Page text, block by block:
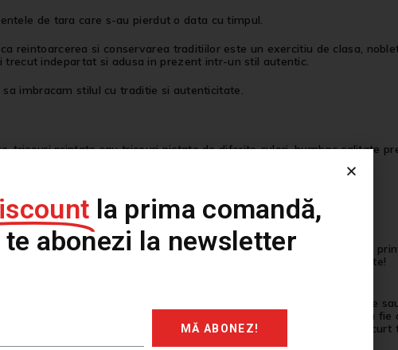
de tara care s-au pierdut o data cu timpul.
reintoarcerea si conservarea traditiilor este un exercitiu de clasa,
indepartat si adusa in prezent intr-un stil autentic.
imbracam stilul cu traditie si autenticitate.
tricouri printate sau tricouri pictate de diferite culori, bumbac calitate
exprimarii a ceea ce nu putem rosti prin cuvinte, pe langa tricourile
iar noi il vom personaliza pentru ca tu sa ai o vestimentatie aparte!
mod potrivit stilului tau! Prezinta-ne ideile tale ce pot include poze
timp vei fi contactat pentru a ne ghida astfel incat produsul tau sa fie
viata si sa il trimitem catre tine sa te bucuri de el in cel mai scurt
bluza tip sweatshirt, hanorac bumbac, vesta personalizata.
la prima comandă,
te abonezi la newsletter
MĂ ABONEZ!